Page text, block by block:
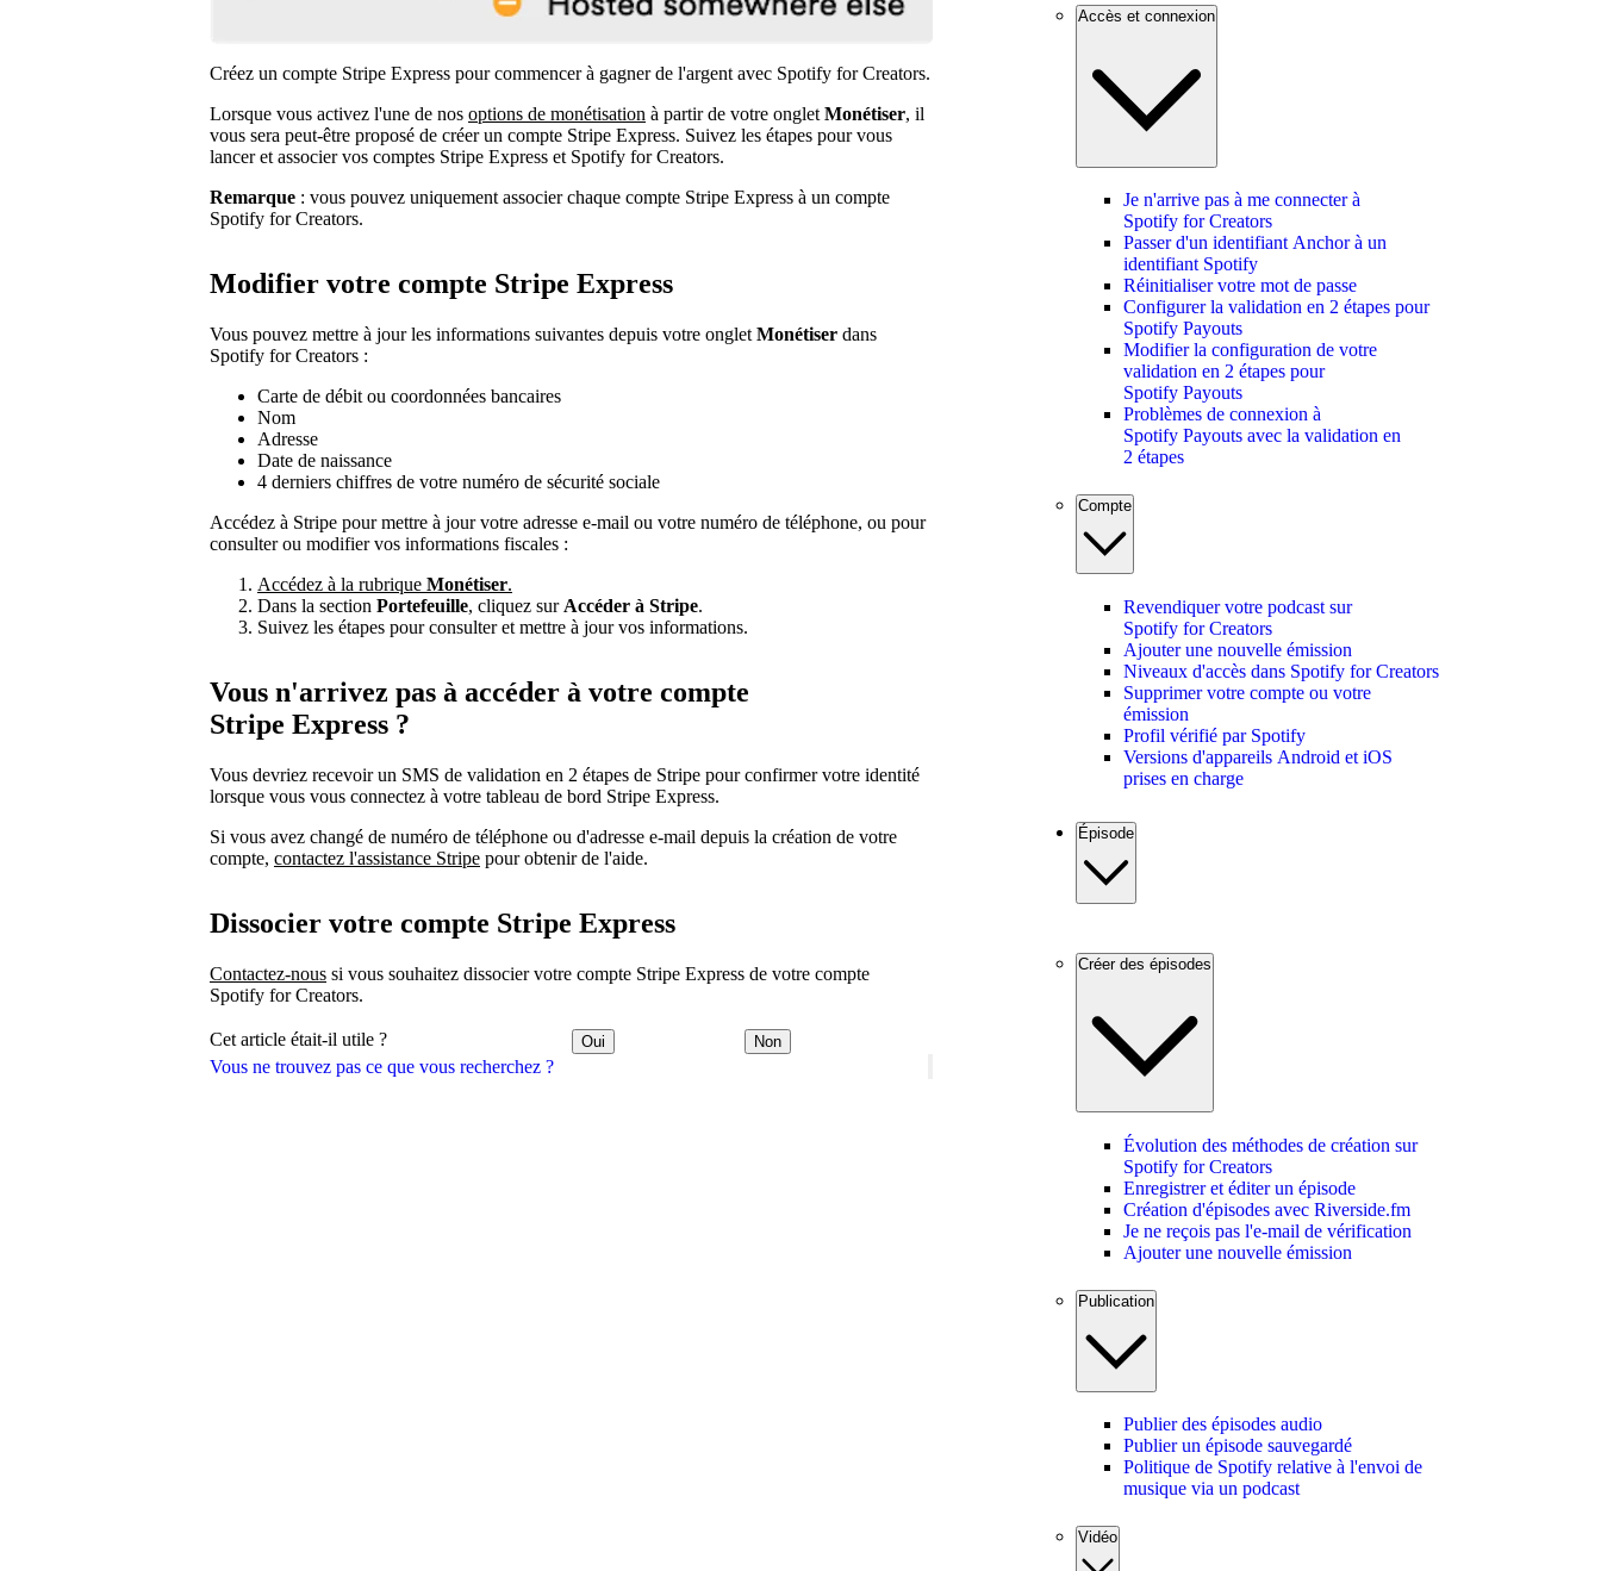
Vous ne trouvez pas ce que vous recherchez ?
Créez un compte Stripe Express pour commencer à gagner de l'argent avec Spotify for Creators.
Lorsque vous activez l'une de nos options de monétisation à partir de votre onglet Monétiser, il
vous sera peut-être proposé de créer un compte Stripe Express. Suivez les étapes pour vous
lancer et associer vos comptes Stripe Express et Spotify for Creators.
Remarque : vous pouvez uniquement associer chaque compte Stripe Express à un compte
Spotify for Creators.
Modifier votre compte Stripe Express
Vous pouvez mettre à jour les informations suivantes depuis votre onglet Monétiser dans
Spotify for Creators :
Carte de débit ou coordonnées bancaires
Nom
Adresse
Date de naissance
4 derniers chiffres de votre numéro de sécurité sociale
Accédez à Stripe pour mettre à jour votre adresse e-mail ou votre numéro de téléphone, ou pour
consulter ou modifier vos informations fiscales :
Accédez à la rubrique Monétiser.
Dans la section Portefeuille, cliquez sur Accéder à Stripe.
Suivez les étapes pour consulter et mettre à jour vos informations.
Vous n'arrivez pas à accéder à votre compte
Stripe Express ?
Vous devriez recevoir un SMS de validation en 2 étapes de Stripe pour confirmer votre identité
lorsque vous vous connectez à votre tableau de bord Stripe Express.
Si vous avez changé de numéro de téléphone ou d'adresse e-mail depuis la création de votre
compte, contactez l'assistance Stripe pour obtenir de l'aide.
Dissocier votre compte Stripe Express
Contactez-nous si vous souhaitez dissocier votre compte Stripe Express de votre compte
Spotify for Creators.
Cet article était-il utile ? Oui Non
Accès et connexion
Je n'arrive pas à me connecter à
Spotify for Creators
Passer d'un identifiant Anchor à un
identifiant Spotify
Réinitialiser votre mot de passe
Configurer la validation en 2 étapes pour
Spotify Payouts
Modifier la configuration de votre
validation en 2 étapes pour
Spotify Payouts
Problèmes de connexion à
Spotify Payouts avec la validation en
2 étapes
Compte
Revendiquer votre podcast sur
Spotify for Creators
Ajouter une nouvelle émission
Niveaux d'accès dans Spotify for Creators
Supprimer votre compte ou votre
émission
Profil vérifié par Spotify
Versions d'appareils Android et iOS
prises en charge
Épisode
Créer des épisodes
Évolution des méthodes de création sur
Spotify for Creators
Enregistrer et éditer un épisode
Création d'épisodes avec Riverside.fm
Je ne reçois pas l'e-mail de vérification
Ajouter une nouvelle émission
Publication
Publier des épisodes audio
Publier un épisode sauvegardé
Politique de Spotify relative à l'envoi de
musique via un podcast
Vidéo